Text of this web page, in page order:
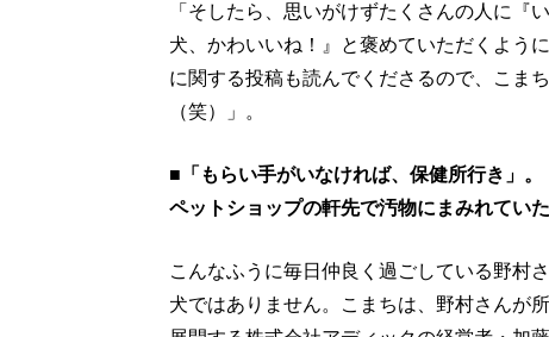
「そしたら、思いがけずたくさんの人に『
犬、かわいいね！』と褒めていただくよう
に関する投稿も読んでくださるので、こま
（笑）」。
■「もらい手がいなければ、保健所行き」。
ペットショップの軒先で汚物にまみれてい
こんなふうに毎日仲良く過ごしている野村
犬ではありません。こまちは、野村さんが